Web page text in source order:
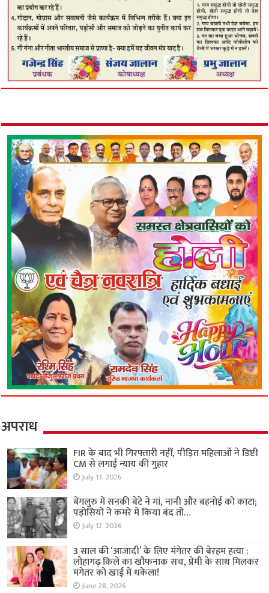
अपराध
FIR के बाद भी गिरफ्तारी नहीं, पीड़ित महिलाओं ने डिप्टी
CM से लगाई न्याय की गुहार
July 13, 2026
बेंगलुरु में सनकी बेटे ने मां, नानी और बहनोई को काटा;
पड़ोसियों ने कमरे में किया बंद तो…
July 12, 2026
3 साल की ‘आजादी’ के लिए मंगेतर की बेरहम हत्या :
लोहागढ़ किले का खौफनाक सच, प्रेमी के साथ मिलकर
मंगेतर को खाई में धकेला!
June 28, 2026